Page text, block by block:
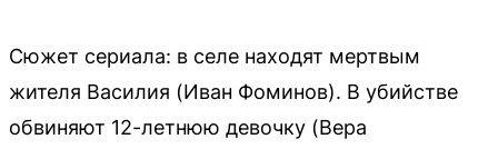
Сюжет сериала: в селе находят мертвым
жителя Василия (Иван Фоминов). В убийстве
обвиняют 12-летнюю девочку (Вера